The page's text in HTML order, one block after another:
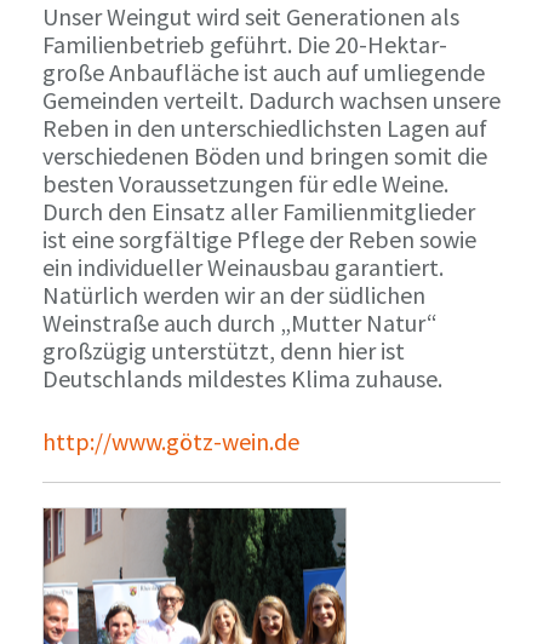
Unser Weingut wird seit Generationen als
Familienbetrieb geführt. Die 20-Hektar-
große Anbaufläche ist auch auf umliegende
Gemeinden verteilt. Dadurch wachsen unsere
Reben in den unterschiedlichsten Lagen auf
verschiedenen Böden und bringen somit die
besten Voraussetzungen für edle Weine.
Durch den Einsatz aller Familienmitglieder
ist eine sorgfältige Pflege der Reben sowie
ein individueller Weinausbau garantiert.
Natürlich werden wir an der südlichen
Weinstraße auch durch „Mutter Natur“
großzügig unterstützt, denn hier ist
Deutschlands mildestes Klima zuhause.
http://www.götz-wein.de